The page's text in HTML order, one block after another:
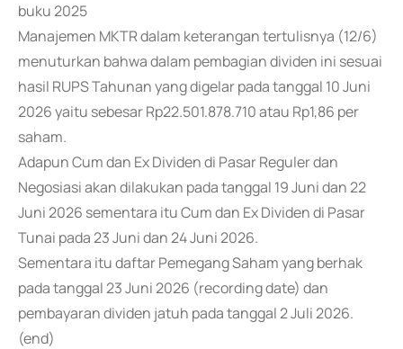
buku 2025
Manajemen MKTR dalam keterangan tertulisnya (12/6)
menuturkan bahwa dalam pembagian dividen ini sesuai
hasil RUPS Tahunan yang digelar pada tanggal 10 Juni
2026 yaitu sebesar Rp22.501.878.710 atau Rp1,86 per
saham.
Adapun Cum dan Ex Dividen di Pasar Reguler dan
Negosiasi akan dilakukan pada tanggal 19 Juni dan 22
Juni 2026 sementara itu Cum dan Ex Dividen di Pasar
Tunai pada 23 Juni dan 24 Juni 2026.
Sementara itu daftar Pemegang Saham yang berhak
pada tanggal 23 Juni 2026 (recording date) dan
pembayaran dividen jatuh pada tanggal 2 Juli 2026.
(end)